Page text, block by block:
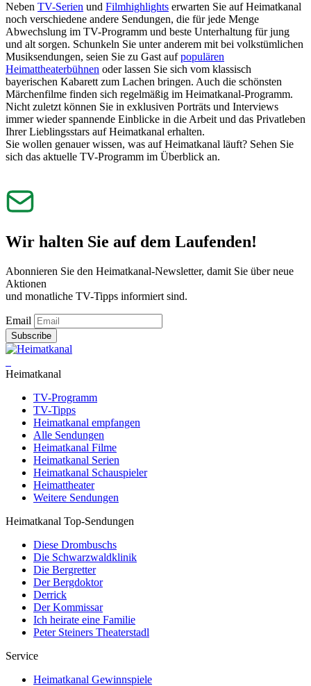
Neben TV-Serien und Filmhighlights erwarten Sie auf Heimatkanal
noch verschiedene andere Sendungen, die für jede Menge
Abwechslung im TV-Programm und beste Unterhaltung für jung
und alt sorgen. Schunkeln Sie unter anderem mit bei volkstümlichen
Musiksendungen, seien Sie zu Gast aufpopulären
Heimattheaterbühnen oder lassen Sie sich vom klassisch
bayerischen Kabarett zum Lachen bringen. Auch die schönsten
Märchenfilme finden sich regelmäßig im Heimatkanal-Programm.
Nicht zuletzt können Sie in exklusiven Porträts und Interviews
immer wieder spannende Einblicke in die Arbeit und das Privatleben
Ihrer Lieblingsstars auf Heimatkanal erhalten.
Sie wollen genauer wissen, was auf Heimatkanal läuft? Sehen Sie
sich das aktuelle TV-Programm im Überblick an.
Wir halten Sie auf dem Laufenden!
Abonnieren Sie den Heimatkanal-Newsletter, damit Sie über neue
Aktionen
und monatliche TV-Tipps informiert sind.
Email
Subscribe
Heimatkanal
TV-Programm
TV-Tipps
Heimatkanal empfangen
Alle Sendungen
Heimatkanal Filme
Heimatkanal Serien
Heimatkanal Schauspieler
Heimattheater
Weitere Sendungen
Heimatkanal Top-Sendungen
Diese Drombuschs
Die Schwarzwaldklinik
Die Bergretter
Der Bergdoktor
Derrick
Der Kommissar
Ich heirate eine Familie
Peter Steiners Theaterstadl
Service
Heimatkanal Gewinnspiele